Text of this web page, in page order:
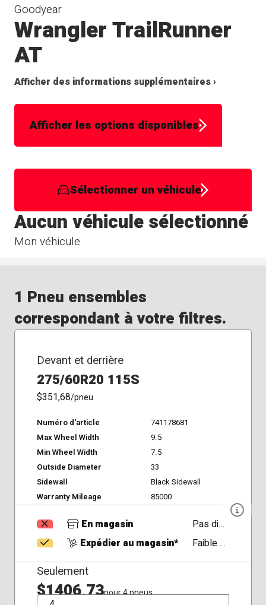
Goodyear
Wrangler TrailRunner
AT
Afficher des informations supplémentaires ›
Afficher les options disponibles
Sélectionner un véhicule
Mon véhicule
Aucun véhicule sélectionné
1 Pneu ensembles
correspondant à votre filtres.
Devant et derrière
275/60R20 115S
$351,68/pneu
Numéro d'article
741178681
Max Wheel Width
9.5
Min Wheel Width
7.5
Outside Diameter
33
Sidewall
Black Sidewall
Warranty Mileage
85000
En magasin
Pas disponible
Expédier au magasin*
Faible Disponibilité
Seulement
$1406,73pour 4 pneus